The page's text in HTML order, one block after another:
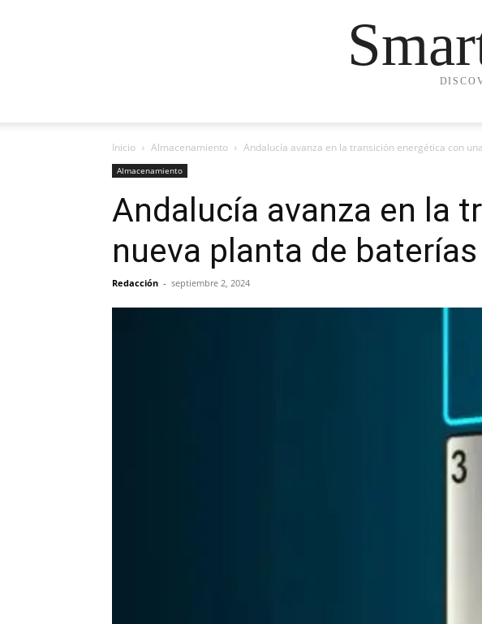
Inicio Almacenamiento Andalucía avanza en la transición energética con
Almacenamiento
Andalucía avanza en la
nueva planta de
Redacción - septiembre 2, 2024